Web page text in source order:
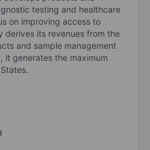
testing and healthcare
on improving access to
derives its revenues from the
and sample management
it generates the maximum